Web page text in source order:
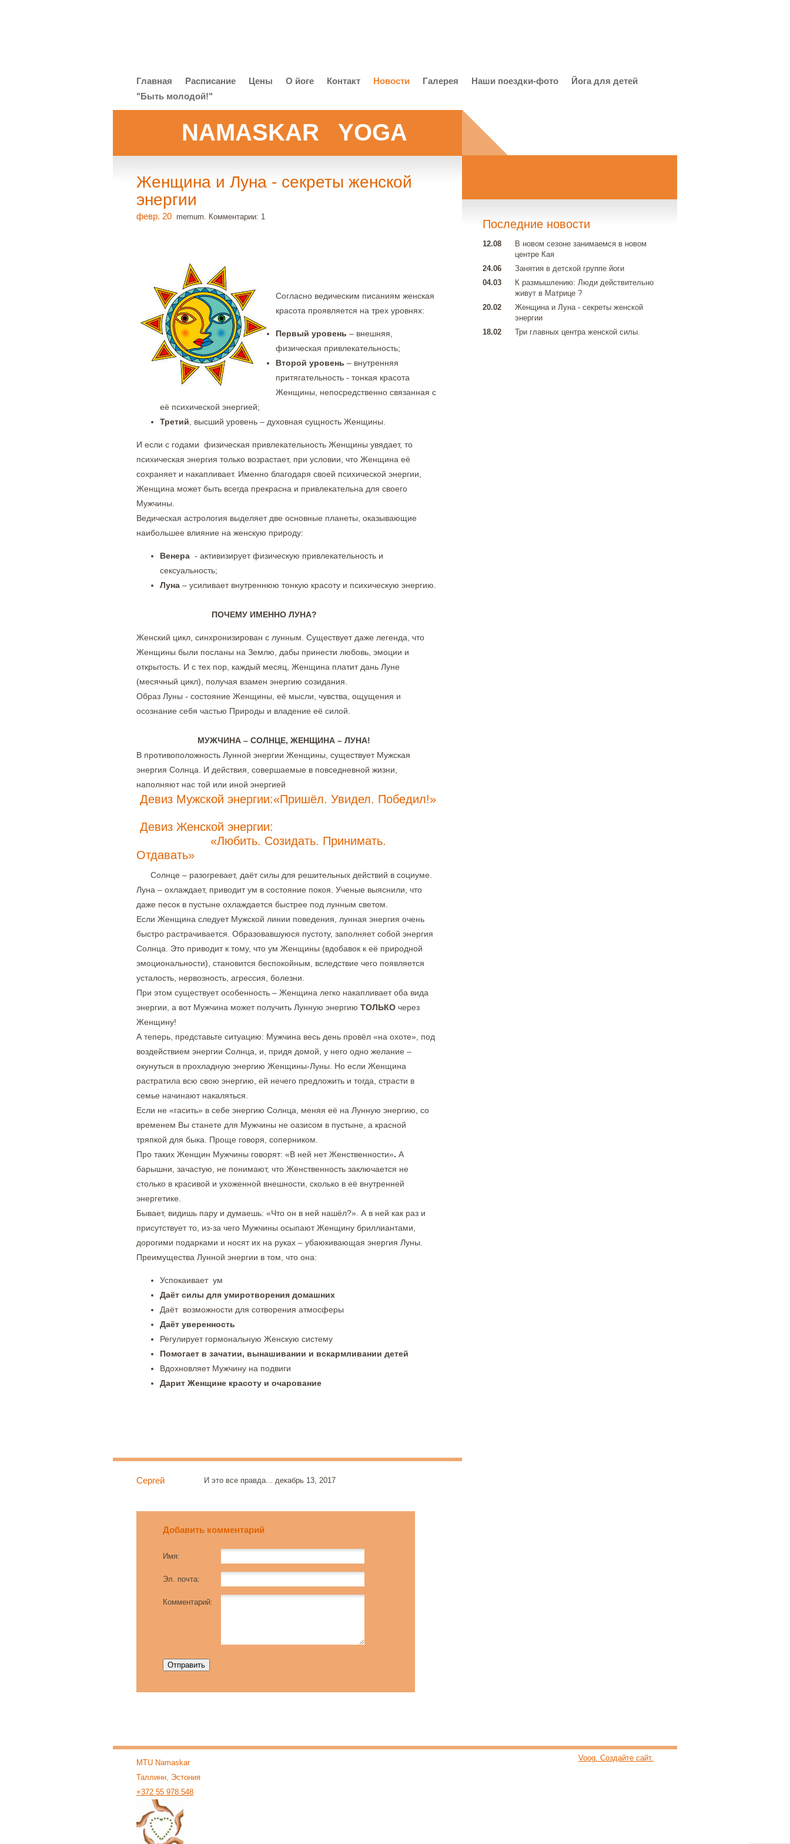
Главная Расписание Цены O йоге Контакт Новости Галерея Наши поездки-фото
Йога для детей
"Быть молодой!"
NAMASKAR YOGA
Женщина и Луна - секреты женской
энергии
февр. 20 memum. Комментарии: 1
Согласно ведическим писаниям женская
красота проявляется на трех уровнях:
Первый уровень – внешняя,
физическая привлекательность;
Второй уровень – внутренняя
притягательность - тонкая красота
Женщины, непосредственно связанная с
её психической энергией;
Третий , высший уровень – духовная сущность Женщины.
И если с годами физическая привлекательность Женщины увядает, то
психическая энергия только возрастает, при условии, что Женщина её
сохраняет и накапливает. Именно благодаря своей психической энергии,
Женщина может быть всегда прекрасна и привлекательна для своего
Мужчины.
Ведическая астрология выделяет две основные планеты, оказывающие
наибольшее влияние на женскую природу:
Венера - активизирует физическую привлекательность и
сексуальность;
Луна – усиливает внутреннюю тонкую красоту и психическую энергию.
ПОЧЕМУ ИМЕННО ЛУНА?
Женский цикл, синхронизирован с лунным. Существует даже легенда, что
Женщины были посланы на Землю, дабы принести любовь, эмоции и
открытость. И с тех пор, каждый месяц, Женщина платит дань Луне
(месячный цикл), получая взамен энергию созидания.
Образ Луны - состояние Женщины, её мысли, чувства, ощущения и
осознание себя частью Природы и владение её силой.
МУЖЧИНА – СОЛНЦЕ, ЖЕНЩИНА – ЛУНА!
В противоположность Лунной энергии Женщины, существует Мужская
энергия Солнца. И действия, совершаемые в повседневной жизни,
наполняют нас той или иной энергией
Девиз Мужской энергии:«Пришёл. Увидел. Победил!»
Девиз Женской энергии:
«Любить. Созидать. Принимать.
Отдавать»
Солнце – разогревает, даёт силы для решительных действий в социуме.
Луна – охлаждает, приводит ум в состояние покоя. Ученые выяснили, что
даже песок в пустыне охлаждается быстрее под лунным светом.
Если Женщина следует Мужской линии поведения, лунная энергия очень
быстро растрачивается. Образовавшуюся пустоту, заполняет собой энергия
Солнца. Это приводит к тому, что ум Женщины (вдобавок к её природной
эмоциональности), становится беспокойным, вследствие чего появляется
усталость, нервозность, агрессия, болезни.
При этом существует особенность – Женщина легко накапливает оба вида
энергии, а вот Мужчина может получить Лунную энергию ТОЛЬКО через
Женщину!
А теперь, представьте ситуацию: Мужчина весь день провёл «на охоте», под
воздействием энергии Солнца, и, придя домой, у него одно желание –
окунуться в прохладную энергию Женщины-Луны. Но если Женщина
растратила всю свою энергию, ей нечего предложить и тогда, страсти в
семье начинают накаляться.
Если не «гасить» в себе энергию Солнца, меняя её на Лунную энергию, со
временем Вы станете для Мужчины не оазисом в пустыне, а красной
тряпкой для быка. Проще говоря, соперником.
Про таких Женщин Мужчины говорят: «В ней нет Женственности». А
барышни, зачастую, не понимают, что Женственность заключается не
столько в красивой и ухоженной внешности, сколько в её внутренней
энергетике.
Бывает, видишь пару и думаешь: «Что он в ней нашёл?». А в ней как раз и
присутствует то, из-за чего Мужчины осыпают Женщину бриллиантами,
дорогими подарками и носят их на руках – убаюкивающая энергия Луны.
Преимущества Лунной энергии в том, что она:
Успокаивает ум
Даёт силы для умиротворения домашних
Даёт возможности для сотворения атмосферы
Даёт уверенность
Регулирует гормональную Женскую систему
Помогает в зачатии, вынашивании и вскармливании детей
Вдохновляет Мужчину на подвиги
Дарит Женщине красоту и очарование
Сергей И это все правда... декабрь 13, 2017
Добавить комментарий
Имя:
Эл. почта:
Комментарий:
Последние новости
12.08
В новом сезоне занимаемся в новом
центре Кая
24.06
Занятия в детской группе йоги
04.03
К размышлению: Люди действительно
живут в Матрице ?
20.02
Женщина и Луна - секреты женской
энергии
18.02
Три главных центра женской силы.
Voog. Создайте сайт.
MTU Namaskar
Таллинн, Эстония
+372 55 978 548